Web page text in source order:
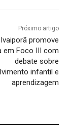
Próximo artigo
promove
em Foco III com
debate sobre
infantil e
aprendizagem